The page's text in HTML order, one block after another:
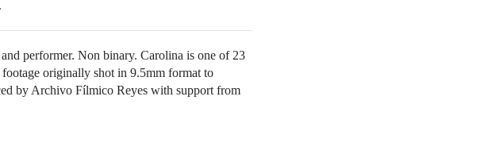
performer. Non binary. Carolina is one of 23
originally shot in 9.5mm format to
by Archivo Fílmico Reyes with support from